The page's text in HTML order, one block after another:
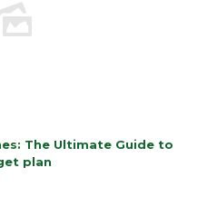
The Ultimate Guide to
plan